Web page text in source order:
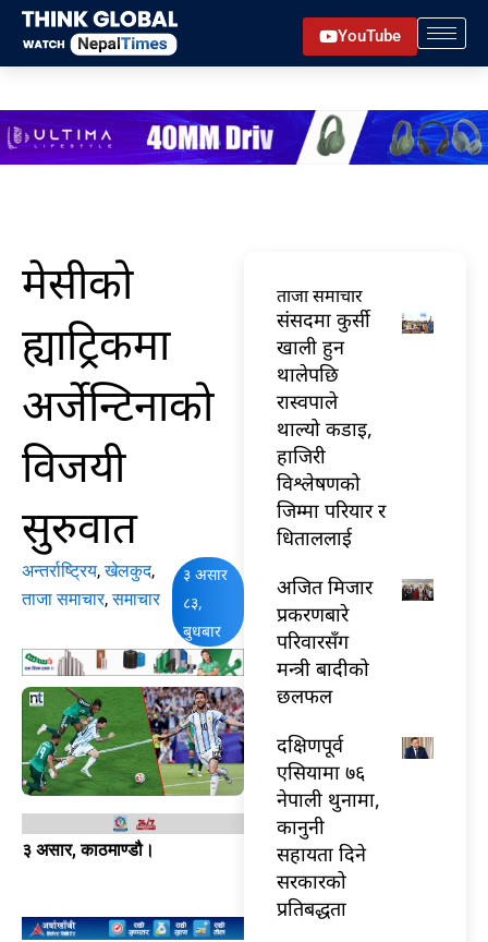
Skip
content
YouTube
मेसीको
ह्याट्रिकमा
अर्जेन्टिनाको
विजयी
सुरुवात
अन्तर्राष्ट्रिय,खेलकुद,
ताजा समाचार,समाचार
३ असार
८३,
बुधबार
३ असार, काठमाण्डौ।
ताजा समाचार
संसदमा कुर्सी
खाली हुन
थालेपछि
रास्वपाले
थाल्यो कडाइ,
हाजिरी
विश्लेषणको
जिम्मा परियार र
धिताललाई
अजित मिजार
प्रकरणबारे
परिवारसँग
मन्त्री बादीको
छलफल
दक्षिणपूर्व
एसियामा ७६
नेपाली थुनामा,
कानुनी
सहायता दिने
सरकारको
प्रतिबद्धता